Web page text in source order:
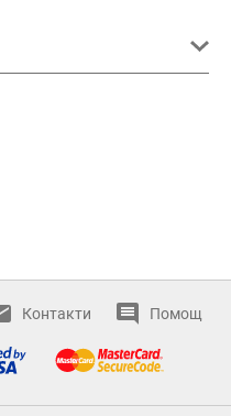
Контакти Помощ